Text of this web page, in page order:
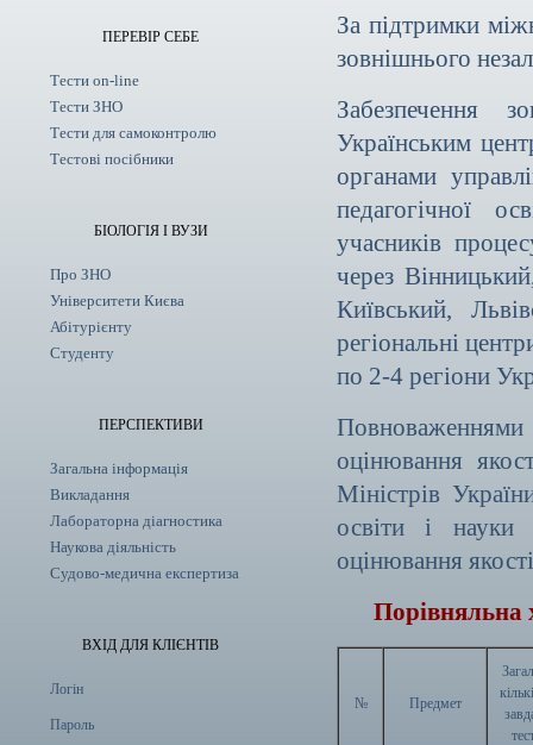
ПЕРЕВІР СЕБЕ
Тести on-line
Тести ЗНО
Тести для самоконтролю
Тестові посібники
БІОЛОГІЯ І ВУЗИ
Про ЗНО
Університети Києва
Абітурієнту
Студенту
ПЕРСПЕКТИВИ
Загальна інформація
Викладання
Лабораторна діагностика
Наукова діяльність
Судово-медична експертиза
ВХІД ДЛЯ КЛІЄНТІВ
Логін
Пароль
За підтримки
зовнішнього
Забезпечення
Українським
органами
педагогічної
учасників
через
Київський,
регіональні
по 2-4 регіони
оцінювання
Міністрів
освіти і науки
оцінювання
Порівняльна
№ Предмет